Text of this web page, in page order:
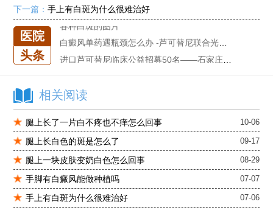
下一篇：手上有白斑为什么很难治好
医院
头条
各种白斑的图片
进口芦可替尼临床公益招募50名——石家庄远大第5届青少年白癜风复色夏令营启动
肚子上有几块白色斑块怎么治
小孩有白斑是怎么回事
石家庄治白癜风的正规医院
石家庄远大中医皮肤医院怎么样
石家庄专治白斑医院
治疗白癜风便宜的医院
各种白斑的图片
相关阅读
腿上长了一片白不疼也不痒怎么回事 10-06
腿上长白色的斑是怎么了 09-17
腿上一块皮肤变奶白色怎么回事 08-29
手脚有白癜风能做种植吗 07-07
手上有白斑为什么很难治好 07-06